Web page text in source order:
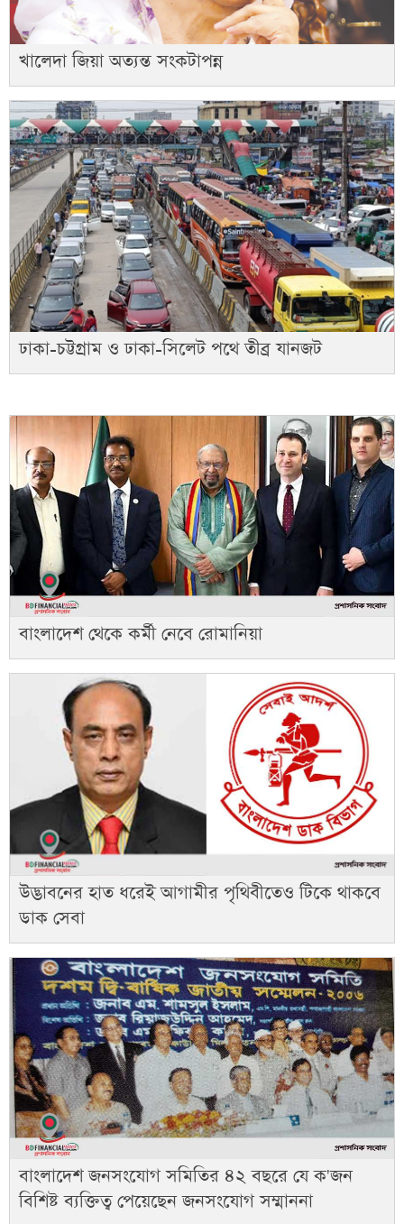
খালেদা জিয়া অত্যন্ত সংকটাপন্ন
ঢাকা-চট্টগ্রাম ও ঢাকা-সিলেট পথে তীব্র যানজট
বাংলাদেশ থেকে কর্মী নেবে রোমানিয়া
উদ্ভাবনের হাত ধরেই আগামীর পৃথিবীতেও টিকে থাকবে
ডাক সেবা
বাংলাদেশ জনসংযোগ সমিতির ৪২ বছরে যে ক'জন
বিশিষ্ট ব্যক্তিত্ব পেয়েছেন জনসংযোগ সম্মাননা